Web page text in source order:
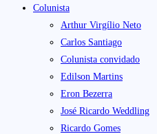
Colunista
Arthur Virgílio Neto
Carlos Santiago
Colunista convidado
Edilson Martins
Eron Bezerra
José Ricardo Weddling
Ricardo Gomes